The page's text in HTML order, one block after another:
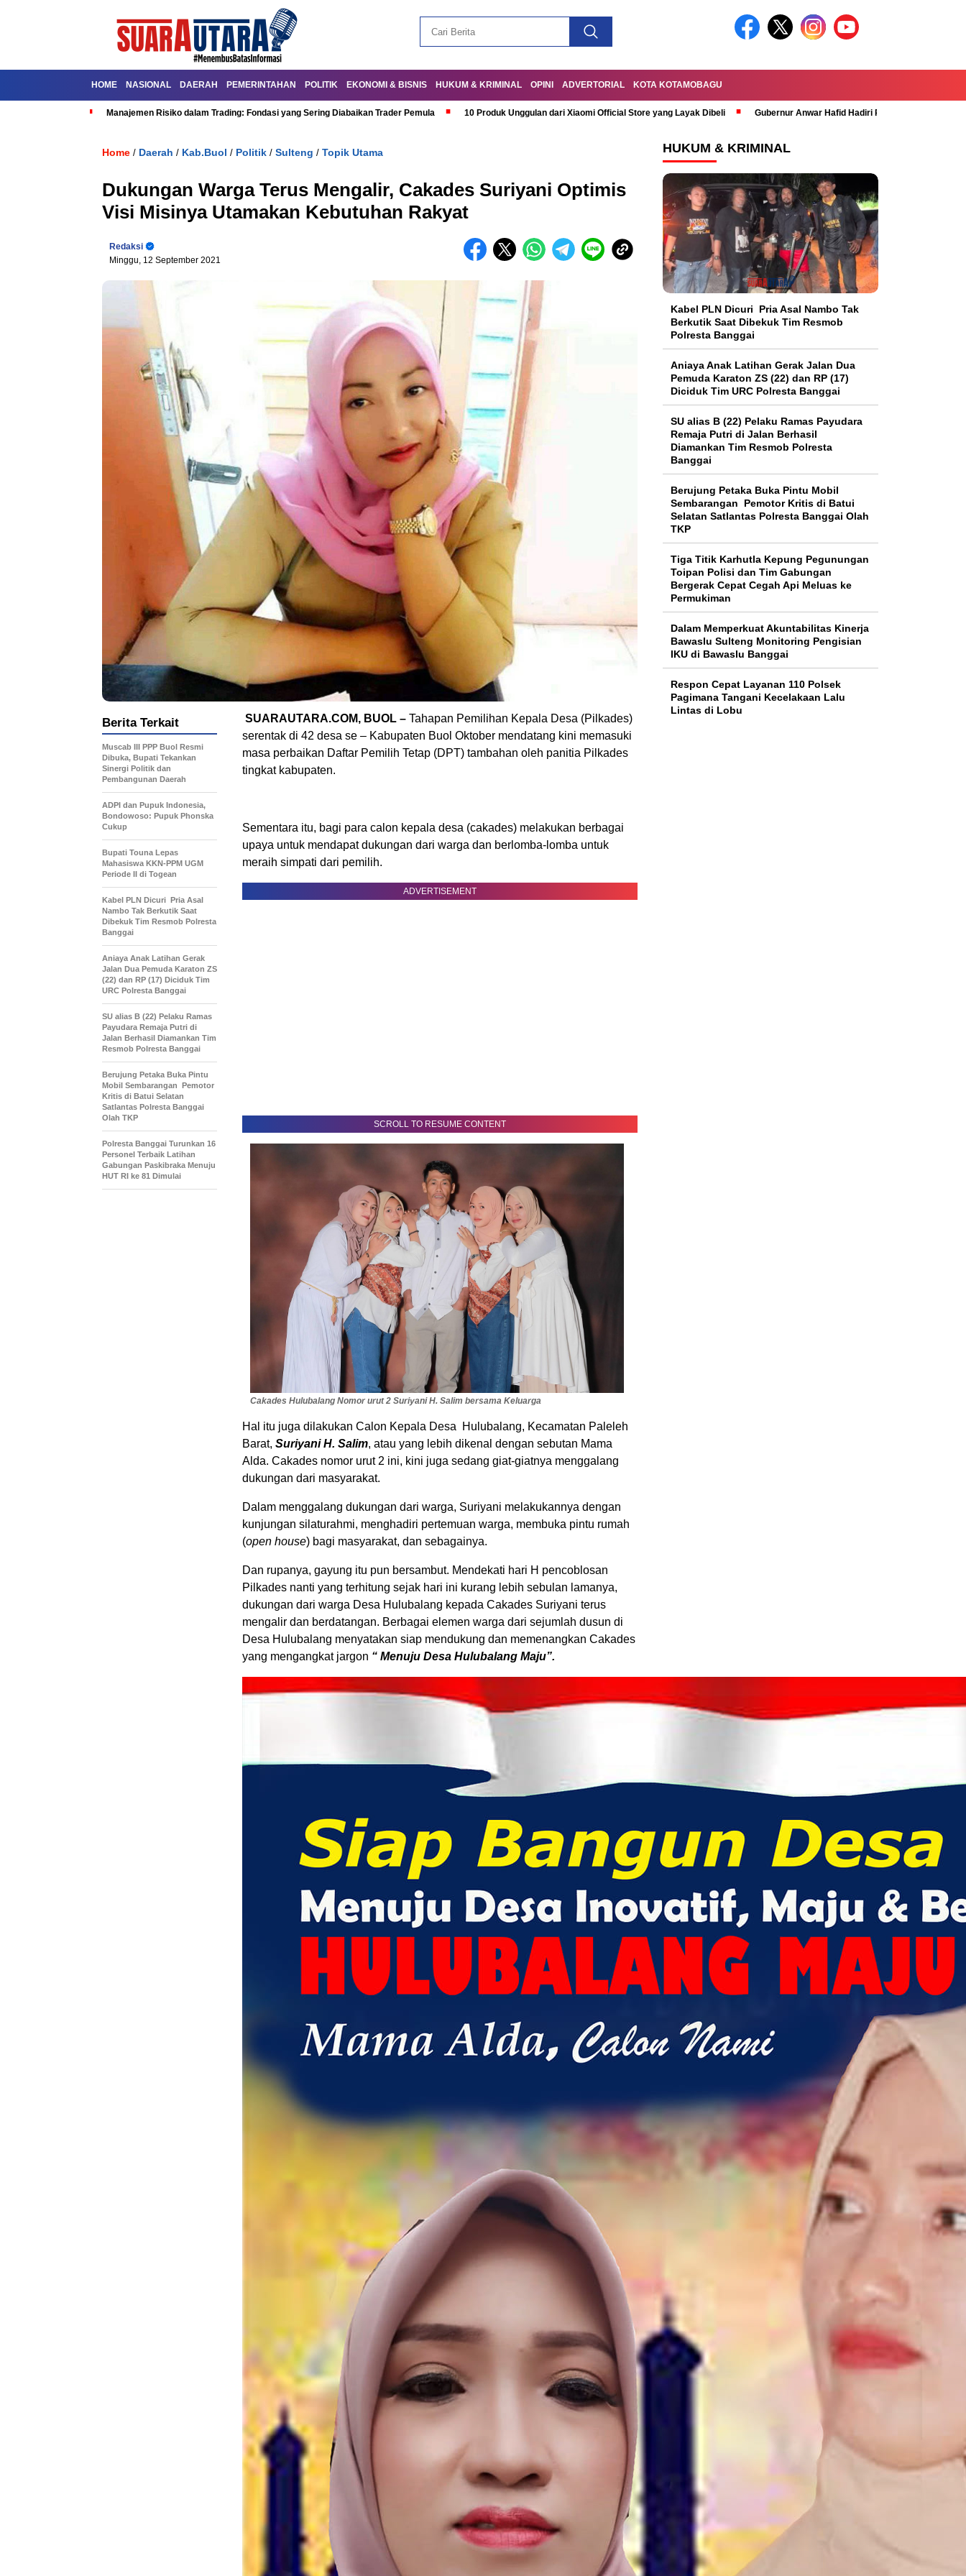
HOME NASIONAL DAERAH PEMERINTAHAN POLITIK EKONOMI & BISNIS HUKUM & KRIMINAL OPINI ADVERTORIAL KOTA KOTAMOBAGU
Manajemen Risiko dalam Trading: Fondasi yang Sering Diabaikan Trader Pemula 10 Produk Unggulan dari Xiaomi Official Store yang Layak Dibeli Gubernur Anwar Hafid Hadiri Rapat Paripurna
Home / Daerah / Kab.Buol / Politik / Sulteng / Topik Utama
Dukungan Warga Terus Mengalir, Cakades Suriyani Optimis
Visi Misinya Utamakan Kebutuhan Rakyat
Redaksi
Minggu, 12 September 2021
SUARAUTARA.COM, BUOL – Tahapan Pemilihan Kepala Desa (Pilkades)
serentak di 42 desa se – Kabupaten Buol Oktober mendatang kini memasuki
masa perbaikan Daftar Pemilih Tetap (DPT) tambahan oleh panitia Pilkades
tingkat kabupaten.
Sementara itu, bagi para calon kepala desa (cakades) melakukan berbagai
upaya untuk mendapat dukungan dari warga dan berlomba-lomba untuk
meraih simpati dari pemilih.
ADVERTISEMENT
SCROLL TO RESUME CONTENT
Cakades Hulubalang Nomor urut 2 Suriyani H. Salim bersama Keluarga
Hal itu juga dilakukan Calon Kepala Desa Hulubalang, Kecamatan Paleleh
Barat, Suriyani H. Salim, atau yang lebih dikenal dengan sebutan Mama
Alda. Cakades nomor urut 2 ini, kini juga sedang giat-giatnya menggalang
dukungan dari masyarakat.
Dalam menggalang dukungan dari warga, Suriyani melakukannya dengan
kunjungan silaturahmi, menghadiri pertemuan warga, membuka pintu rumah
(open house) bagi masyarakat, dan sebagainya.
Dan rupanya, gayung itu pun bersambut. Mendekati hari H pencoblosan
Pilkades nanti yang terhitung sejak hari ini kurang lebih sebulan lamanya,
dukungan dari warga Desa Hulubalang kepada Cakades Suriyani terus
mengalir dan berdatangan. Berbagai elemen warga dari sejumlah dusun di
Desa Hulubalang menyatakan siap mendukung dan memenangkan Cakades
yang mengangkat jargon “ Menuju Desa Hulubalang Maju”.
Berita Terkait
Muscab III PPP Buol Resmi
Dibuka, Bupati Tekankan
Sinergi Politik dan
Pembangunan Daerah
ADPI dan Pupuk Indonesia,
Bondowoso: Pupuk Phonska
Cukup
Bupati Touna Lepas
Mahasiswa KKN-PPM UGM
Periode II di Togean
Kabel PLN Dicuri Pria Asal
Nambo Tak Berkutik Saat
Dibekuk Tim Resmob Polresta
Banggai
Aniaya Anak Latihan Gerak
Jalan Dua Pemuda Karaton ZS
(22) dan RP (17) Diciduk Tim
URC Polresta Banggai
SU alias B (22) Pelaku Ramas
Payudara Remaja Putri di
Jalan Berhasil Diamankan Tim
Resmob Polresta Banggai
Berujung Petaka Buka Pintu
Mobil Sembarangan Pemotor
Kritis di Batui Selatan
Satlantas Polresta Banggai
Olah TKP
Polresta Banggai Turunkan 16
Personel Terbaik Latihan
Gabungan Paskibraka Menuju
HUT RI ke 81 Dimulai
HUKUM & KRIMINAL
Kabel PLN Dicuri Pria Asal Nambo Tak
Berkutik Saat Dibekuk Tim Resmob
Polresta Banggai
Aniaya Anak Latihan Gerak Jalan Dua
Pemuda Karaton ZS (22) dan RP (17)
Diciduk Tim URC Polresta Banggai
SU alias B (22) Pelaku Ramas Payudara
Remaja Putri di Jalan Berhasil
Diamankan Tim Resmob Polresta
Banggai
Berujung Petaka Buka Pintu Mobil
Sembarangan Pemotor Kritis di Batui
Selatan Satlantas Polresta Banggai Olah
TKP
Tiga Titik Karhutla Kepung Pegunungan
Toipan Polisi dan Tim Gabungan
Bergerak Cepat Cegah Api Meluas ke
Permukiman
Dalam Memperkuat Akuntabilitas Kinerja
Bawaslu Sulteng Monitoring Pengisian
IKU di Bawaslu Banggai
Respon Cepat Layanan 110 Polsek
Pagimana Tangani Kecelakaan Lalu
Lintas di Lobu